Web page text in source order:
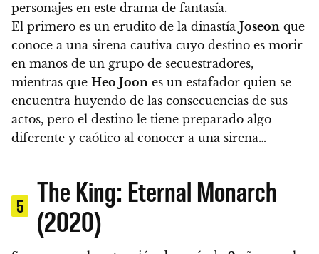
personajes en este drama de fantasía.
El primero es un erudito de la dinastía Joseon que
conoce a una sirena cautiva cuyo destino es morir
en manos de un grupo de secuestradores,
mientras que Heo Joon es un estafador quien se
encuentra huyendo de las consecuencias de sus
actos, pero el destino le tiene preparado algo
diferente y caótico al conocer a una sirena…
5
The King: Eternal Monarch
(2020)